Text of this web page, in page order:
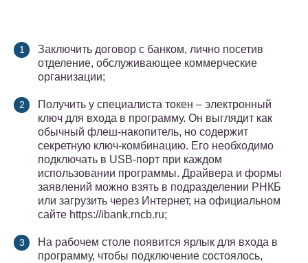
Заключить договор с банком, лично посетив
отделение, обслуживающее коммерческие
организации;
Получить у специалиста токен – электронный
ключ для входа в программу. Он выглядит как
обычный флеш-накопитель, но содержит
секретную ключ-комбинацию. Его необходимо
подключать в USB-порт при каждом
использовании программы. Драйвера и формы
заявлений можно взять в подразделении РНКБ
или загрузить через Интернет, на официальном
сайте https://ibank.rncb.ru;
На рабочем столе появится ярлык для входа в
программу, чтобы подключение состоялось,